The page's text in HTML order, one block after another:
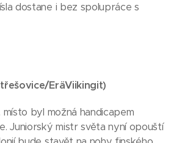
dostane i bez spolupráce s
EräViikingit)
byl možná handicapem
Juniorský mistr světa nyní opouští